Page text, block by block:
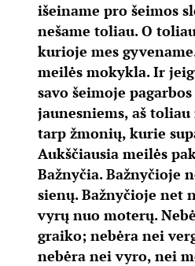
išeiname pro šeimos
nešame toliau. O
kurioje mes
meilės mokykla. Ir
savo šeimoje
jaunesniems, aš
tarp žmonių, kurie
Aukščiausia meilės
Bažnyčia. Bažnyčioje
sienų. Bažnyčioje net
vyrų nuo moterų.
graiko; nebėra nei
nebėra nei vyro, nei